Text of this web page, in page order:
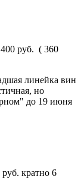
руб. ( 360
линейка вин
но
до 19 июня
кратно 6